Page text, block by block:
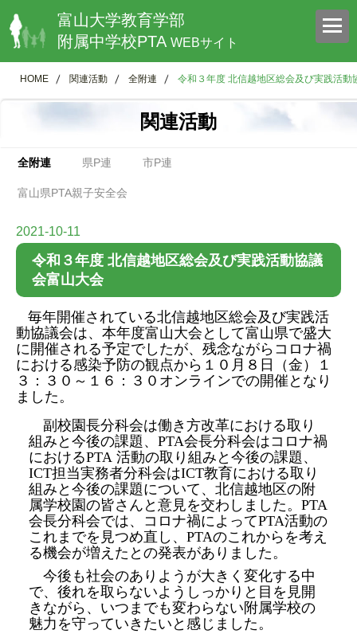
富山大学教育学部
附属中学校PTA WEBサイト
HOME 関連活動 全附連 令和３年度 北信越地区総会及び実践活動
関連活動
全附連 県P連 市P連
富山県PTA親子安全会
2021-10-11
令和３年度 北信越地区総会及び実践活動協議
会富山大会
毎年開催されている北信越地区総会及び実践活
動協議会は、本年度富山大会として富山県で盛大
に開催される予定でしたが、残念ながらコロナ禍
における感染予防の観点から１０月８日（金）１
３：３０～１６：３０オンラインでの開催となり
ました。
副校園長分科会は働き方改革における取り
組みと今後の課題、 PTA会長分科会はコロナ禍
におけるPTA 活動の取り組みと今後の課題、
ICT担当実務者分科会はICT教育における取り
組みと今後の課題について、北信越地区の附
属学校園の皆さんと意見を交わしました。 PTA
会長分科会では、コロナ禍によってPTA活動の
これまでを見つめ直し、 PTAのこれからを考え
る機会が増えたとの発表がありました。
今後も社会のありようが大きく変化する中
で、後れを取らないようしっかりと目を見開
きながら、いつまでも変わらない附属学校の
魅力を守っていきたいと感じました。